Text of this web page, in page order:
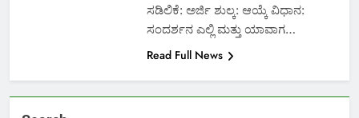
ಸಡಿಲಿಕೆ: ಅರ್ಜಿ ಶುಲ್ಕ: ಆಯ್ಕೆ ವಿಧಾನ:
ಸಂದರ್ಶನ ಎಲ್ಲಿ ಮತ್ತು ಯಾವಾಗ…
Read Full News